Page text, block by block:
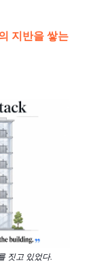
지반을 쌓는
짓고 있었다.